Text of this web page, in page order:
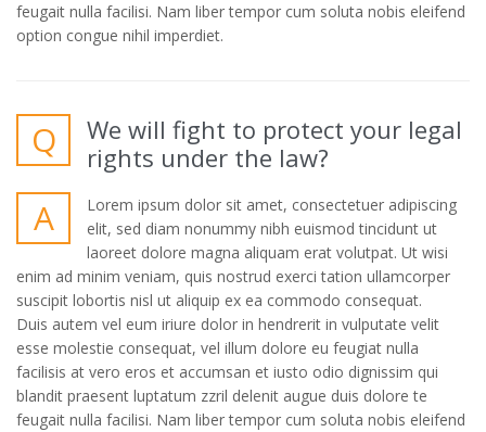
feugait nulla facilisi. Nam liber tempor cum soluta nobis eleifend
option congue nihil imperdiet.
Q
We will fight to protect your legal
rights under the law?
A
Lorem ipsum dolor sit amet, consectetuer adipiscing
elit, sed diam nonummy nibh euismod tincidunt ut
laoreet dolore magna aliquam erat volutpat. Ut wisi
enim ad minim veniam, quis nostrud exerci tation ullamcorper
suscipit lobortis nisl ut aliquip ex ea commodo consequat.
Duis autem vel eum iriure dolor in hendrerit in vulputate velit
esse molestie consequat, vel illum dolore eu feugiat nulla
facilisis at vero eros et accumsan et iusto odio dignissim qui
blandit praesent luptatum zzril delenit augue duis dolore te
feugait nulla facilisi. Nam liber tempor cum soluta nobis eleifend